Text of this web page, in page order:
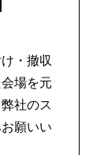
・撤収
場を元
社のス
願いい